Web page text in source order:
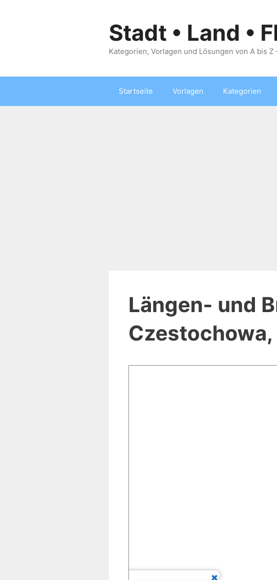
Stadt • Land •
Kategorien, Vorlagen und Lösungen von A bis Z
Startseite Vorlagen Kategorien
Längen- und
Czestochowa,